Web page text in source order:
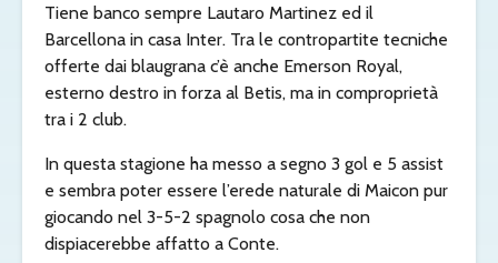
Tiene banco sempre Lautaro Martinez ed il
Barcellona in casa Inter. Tra le contropartite tecniche
offerte dai blaugrana c’è anche Emerson Royal,
esterno destro in forza al Betis, ma in comproprietà
tra i 2 club.
In questa stagione ha messo a segno 3 gol e 5 assist
e sembra poter essere l’erede naturale di Maicon pur
giocando nel 3-5-2 spagnolo cosa che non
dispiacerebbe affatto a Conte.